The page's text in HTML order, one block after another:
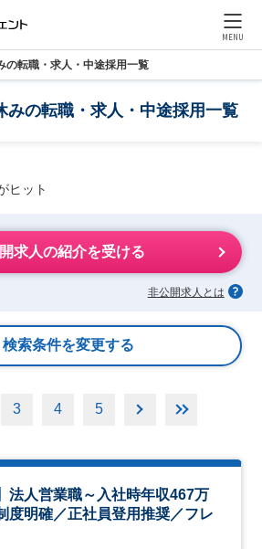
MENU
の転職・求人・中途採用一覧
みの転職・求人・中途採用一覧
ヒット
求人の紹介を受ける
非公開求人とは
検索条件を変更する
3 4 5
法人営業職～入社時年収467万
度明確／正社員登用推奨／フレ